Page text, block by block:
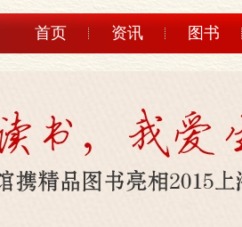
首页 资讯 图书